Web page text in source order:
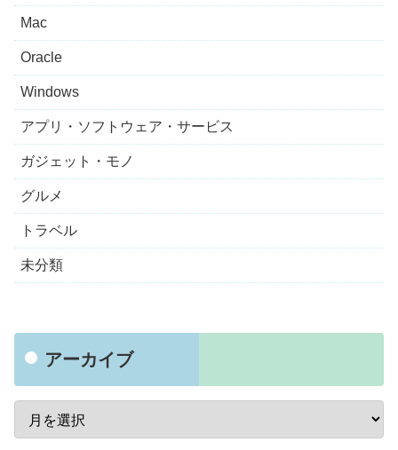
Mac
Oracle
Windows
アプリ・ソフトウェア・サービス
ガジェット・モノ
グルメ
トラベル
未分類
アーカイブ